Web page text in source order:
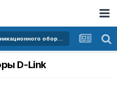
Покупка и продажа телекоммуникационного оборудования
D-Link